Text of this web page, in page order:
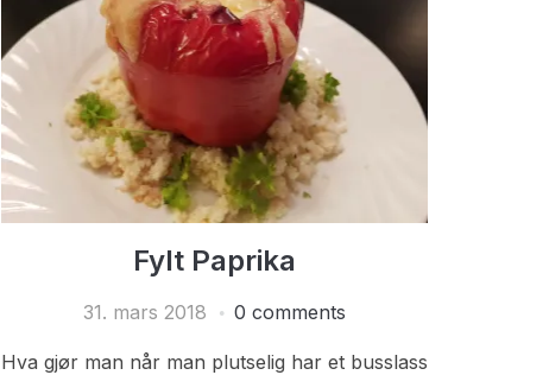
Fylt Paprika
31. mars 2018 0 comments
Hva gjør man når man plutselig har et busslass